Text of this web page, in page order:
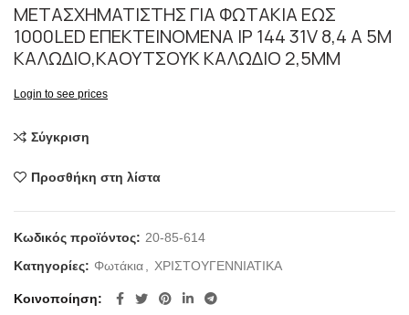
ΜΕΤΑΣΧΗΜΑΤΙΣΤΗΣ ΓΙΑ ΦΩΤΑΚΙΑ ΕΩΣ
1000LED ΕΠΕΚΤΕΙΝΟΜΕΝΑ IP 144 31V 8,4 A 5M
ΚΑΛΩΔΙΟ,ΚΑΟΥΤΣΟΥΚ ΚΑΛΩΔΙΟ 2,5ΜΜ
Login to see prices
Σύγκριση
Προσθήκη στη λίστα
Κωδικός προϊόντος: 20-85-614
Κατηγορίες: Φωτάκια ΧΡΙΣΤΟΥΓΕΝΝΙΑΤΙΚΑ
Κοινοποίηση